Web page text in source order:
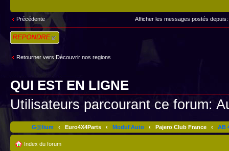
Précédente Afficher les messages postés depuis:
Répondre
Retourner vers Découvrir nos regions
QUI EST EN LIGNE
Utilisateurs parcourant ce forum:
G@lium ‹ Euro4X4Parts ‹ Modul'Auto ‹ Pajero Club France ‹ AB
Index du forum